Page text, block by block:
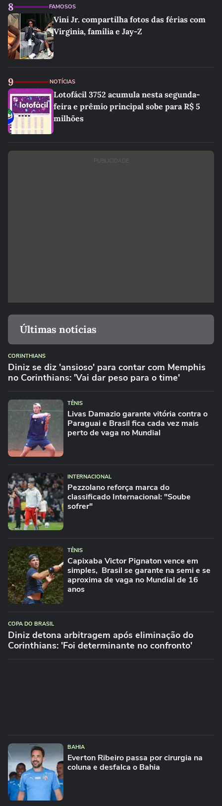
8 FAMOSOS
Vini Jr. compartilha fotos das férias com
Virginia, família e Jay-Z
9 NOTÍCIAS
Lotofácil 3752 acumula nesta segunda-
feira e prêmio principal sobe para R$ 5
milhões
PUBLICIDADE
Últimas notícias
CORINTHIANS
Diniz se diz 'ansioso' para contar com Memphis
no Corinthians: 'Vai dar peso para o time'
TÊNIS
Livas Damazio garante vitória contra o
Paraguai e Brasil fica cada vez mais
perto de vaga no Mundial
INTERNACIONAL
Pezzolano reforça marca do
classificado Internacional: "Soube
sofrer"
TÊNIS
Capixaba Victor Pignaton vence em
simples, Brasil se garante na semi e se
aproxima de vaga no Mundial de 16
anos
COPA DO BRASIL
Diniz detona arbitragem após eliminação do
Corinthians: 'Foi determinante no confronto'
BAHIA
Everton Ribeiro passa por cirurgia na
coluna e desfalca o Bahia